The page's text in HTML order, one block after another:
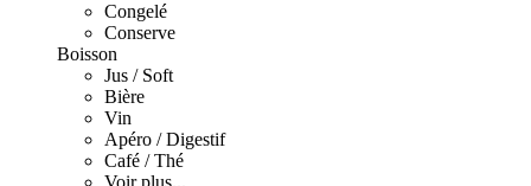
Congelé
Conserve
Boisson
Jus / Soft
Bière
Vin
Apéro / Digestif
Café / Thé
Voir plus...